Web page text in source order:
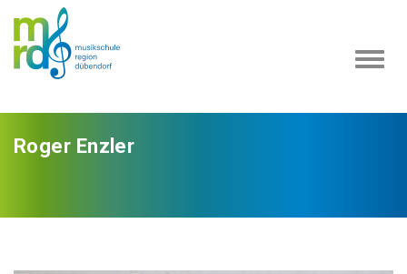
Roger Enzler